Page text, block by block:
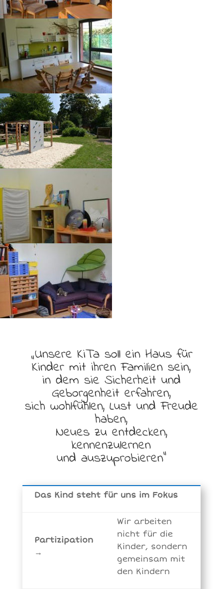
„Unsere KiTa soll ein Haus für
Kinder mit ihren Familien sein,
in dem sie Sicherheit und
Geborgenheit erfahren,
sich wohlfühlen, Lust und Freude
haben,
Neues zu entdecken,
kennenzulernen
und auszuprobieren“
Das Kind steht für uns im Fokus
Partizipation
→
Wir arbeiten
nicht für die
Kinder, sondern
gemeinsam mit
den Kindern